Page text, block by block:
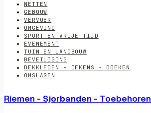
NETTEN
GEBOUW
VERVOER
OMGEVING
SPORT EN VRIJE TIJD
EVENEMENT
TUIN EN LANDBOUW
BEVEILIGING
DEKKLEDEN - DEKENS - DOEKEN
OMSLAGEN
Riemen - Sjorbanden - Toebehoren